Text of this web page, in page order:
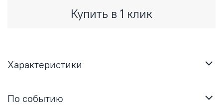
Купить в 1 клик
Характеристики
По событию